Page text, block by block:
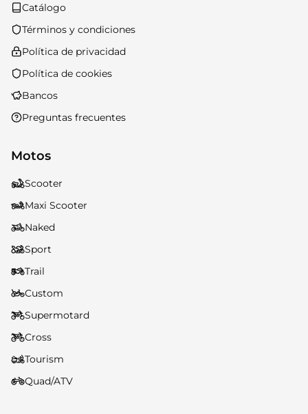
Catálogo
Términos y condiciones
Política de privacidad
Política de cookies
Bancos
Preguntas frecuentes
Motos
Scooter
Maxi Scooter
Naked
Sport
Trail
Custom
Supermotard
Cross
Tourism
Quad/ATV